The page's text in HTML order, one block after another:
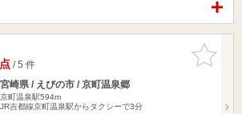
お気に入
りに追加
/ 5 件
宮崎県 / えびの市 / 京町温泉郷
京町温泉駅594m
JR吉都線京町温泉駅からタクシーで3分